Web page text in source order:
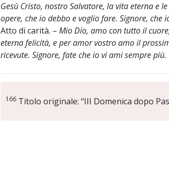
Gesù Cristo, nostro Salvatore, la vita eterna e
opere, che io debbo e voglio fare. Signore, che
Atto di carità. – Mio Dio, amo con tutto il
eterna felicità, e per amor vostro amo il
ricevute. Signore, fate che io vi ami sempre più.
166Titolo originale: “III Domenica dopo